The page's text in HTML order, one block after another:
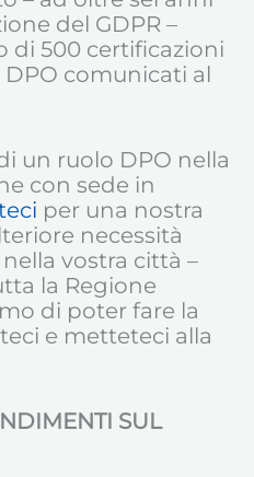
del GDPR –
di 500 certificazioni
comunicati al
un ruolo DPO nella
con sede in
per una nostra
necessità
vostra città –
la Regione
di poter fare la
e metteteci alla
SUL